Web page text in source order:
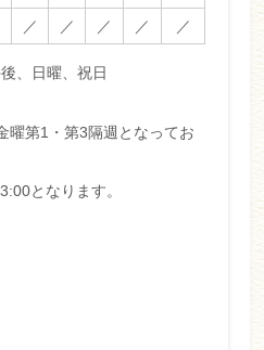
／ ／ ／ ／ ／
、日曜、祝日
曜第1・第3隔週となってお
となります。